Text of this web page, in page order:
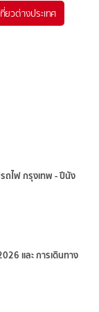
ยวต่างประเทศ
รถไฟ กรุงเทพ - ปีนัง
และ การเดินทาง